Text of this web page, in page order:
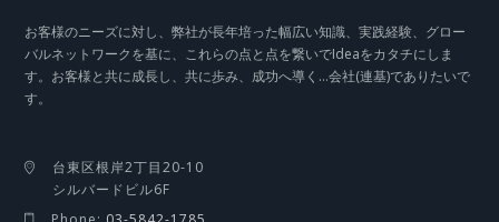
お客様のニーズに対し、弊社が長年培った幅広い知識、実践経験、グロー
バルネットワークを基に、これらの点と点を繋いでIdeaをカタチにしま
す。お客様と共に成長し、共に歩み、成功へ導く…会社(連基)でありたいで
す。
台東区根岸2丁目20-10
シルバードビル6F